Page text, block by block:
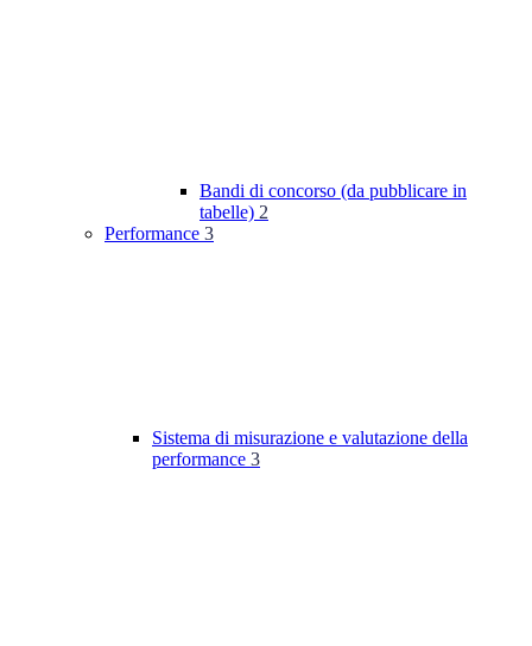
Bandi di concorso (da pubblicare in
tabelle) 2
Performance 3
Sistema di misurazione e valutazione della
performance 3